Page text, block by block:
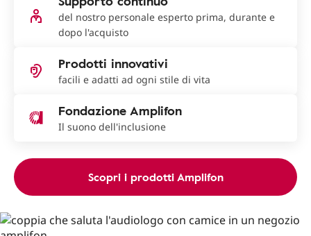
del nostro personale esperto prima, durante e
dopo l'acquisto
Prodotti innovativi
facili e adatti ad ogni stile di vita
Fondazione Amplifon
Il suono dell'inclusione
Scopri i prodotti Amplifon